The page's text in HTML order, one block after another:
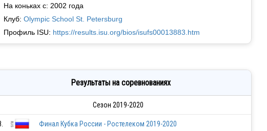
На коньках с: 2002 года
Клуб: Olympic School St. Petersburg
Профиль ISU: https://results.isu.org/bios/isufs00013883.htm
Результаты на соревнованиях
Сезон 2019-2020
Финал Кубка России - Ростелеком 2019-2020